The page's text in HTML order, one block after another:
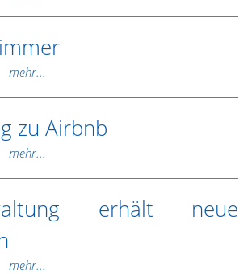
mehr...
zu Airbnb
mehr...
erhält neue
mehr...